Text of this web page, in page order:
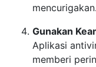
mencurigakan.
Gunakan
Aplikasi
memberi